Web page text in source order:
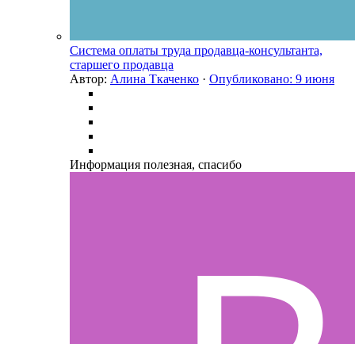
Система оплаты труда продавца-консультанта,
старшего продавца
Автор: Алина Ткаченко · Опубликовано: 9 июня
Информация полезная, спасибо